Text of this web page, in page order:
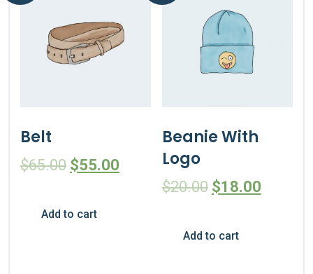
Belt
$65.00 $55.00
Add to cart
Beanie With
Logo
$20.00 $18.00
Add to cart